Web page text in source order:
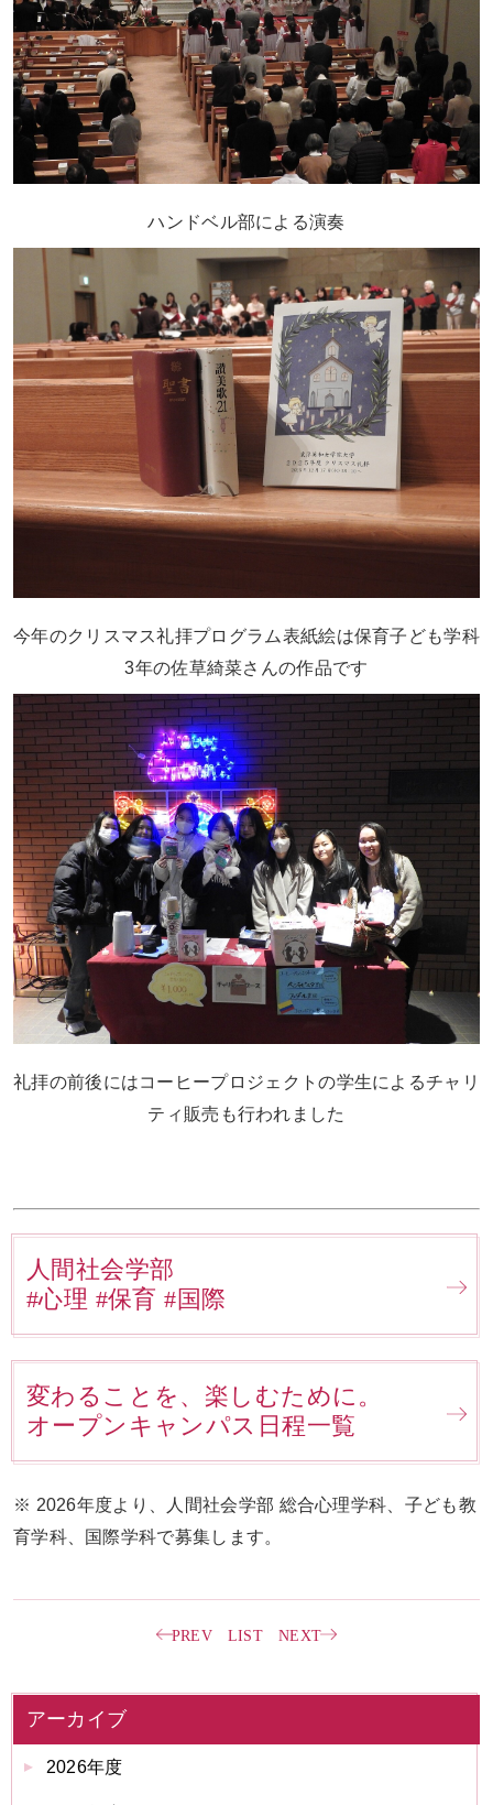
ハンドベル部による演奏
今年のクリスマス礼拝プログラム表紙絵は保育子ども学科
3年の佐草綺菜さんの作品です
礼拝の前後にはコーヒープロジェクトの学生によるチャリ
ティ販売も行われました
人間社会学部
#心理 #保育 #国際
変わることを、楽しむために。
オープンキャンパス日程一覧
※ 2026年度より、人間社会学部 総合心理学科、子ども教
育学科、国際学科で募集します。
PREV LIST NEXT
アーカイブ
2026年度